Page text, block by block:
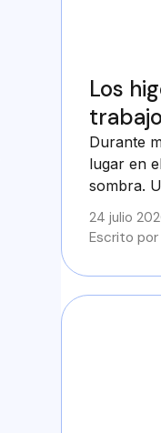
Los
trabajo
Durante
lugar en
sombra.
24 julio
Escrito por